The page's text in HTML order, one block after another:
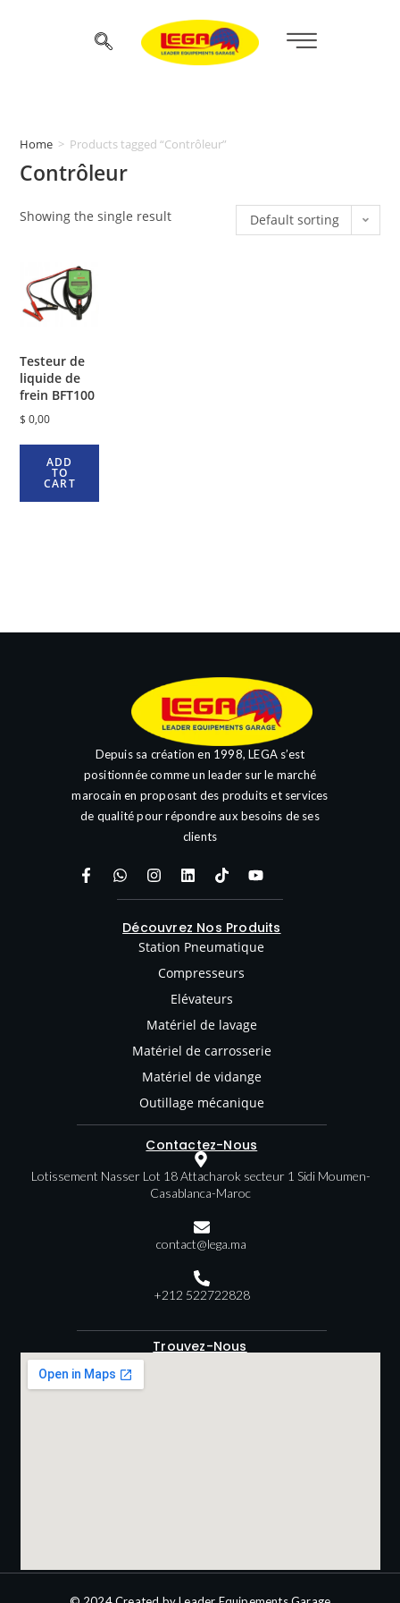
Home > Products tagged “Contrôleur”
Contrôleur
Showing the single result Default sorting
Testeur de
liquide de
frein BFT100
$ 0,00
ADD
TO
CART
Depuis sa création en 1998, LEGA s’est
positionnée comme un leader sur le marché
marocain en proposant des produits et services
de qualité pour répondre aux besoins de ses
clients
Découvrez Nos Produits
Station Pneumatique
Compresseurs
Elévateurs
Matériel de lavage
Matériel de carrosserie
Matériel de vidange
Outillage mécanique
Contactez-Nous
Lotissement Nasser Lot 18 Attacharok secteur 1 Sidi Moumen-
Casablanca-Maroc
contact@lega.ma
+212 522722828
Trouvez-Nous